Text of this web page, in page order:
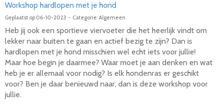
Workshop hardlopen met je hond
Geplaatst op 06-10-2023 - Categorie: Algemeen
Heb jij ook een sportieve viervoeter die het heerlijk vindt om
lekker naar buiten te gaan en actief bezig te zijn? Dan is
hardlopen met je hond misschien wel echt iets voor jullie!
Maar hoe begin je daarmee? Waar moet je aan denken en wat
heb je er allemaal voor nodig? Is elk hondenras er geschikt
voor? Ben je daar benieuwd naar, dan is deze workshop voor
jullie.